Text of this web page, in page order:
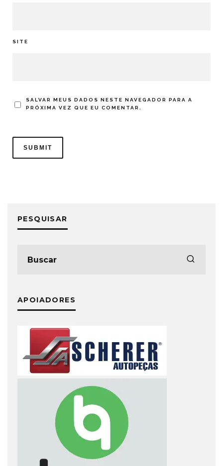
SITE
SALVAR MEUS DADOS NESTE NAVEGADOR PARA A
PRÓXIMA VEZ QUE EU COMENTAR.
PESQUISAR
APOIADORES